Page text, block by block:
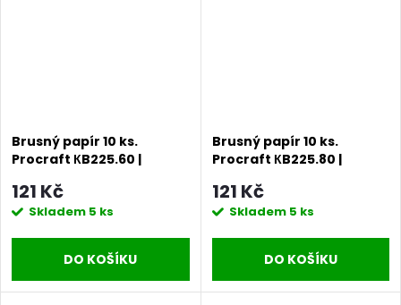
Brusný papír 10 ks.
Procraft КB225.60 |
121 Kč
Skladem 5 ks
DO KOŠÍKU
Brusný papír 10 ks.
Procraft КB225.80 |
121 Kč
Skladem 5 ks
DO KOŠÍKU